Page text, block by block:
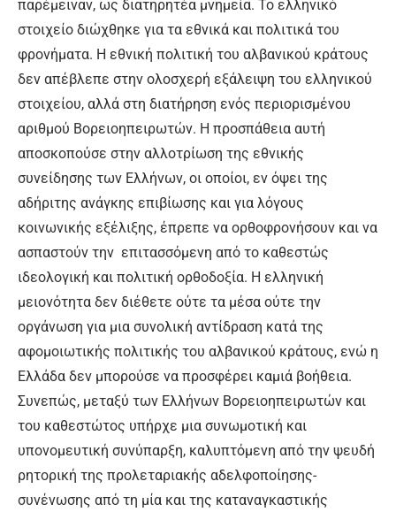
παρέμειναν, ως διατηρητέα μνημεία. Το ελληνικό
στοιχείο διώχθηκε για τα εθνικά και πολιτικά του
φρονήματα. Η εθνική πολιτική του αλβανικού κράτους
δεν απέβλεπε στην ολοσχερή εξάλειψη του ελληνικού
στοιχείου, αλλά στη διατήρηση ενός περιορισμένου
αριθμού Βορειοηπειρωτών. Η προσπάθεια αυτή
αποσκοπούσε στην αλλοτρίωση της εθνικής
συνείδησης των Ελλήνων, οι οποίοι, εν όψει της
αδήριτης ανάγκης επιβίωσης και για λόγους
κοινωνικής εξέλιξης, έπρεπε να ορθοφρονήσουν και να
ασπαστούν την επιτασσόμενη από το καθεστώς
ιδεολογική και πολιτική ορθοδοξία. Η ελληνική
μειονότητα δεν διέθετε ούτε τα μέσα ούτε την
οργάνωση για μια συνολική αντίδραση κατά της
αφομοιωτικής πολιτικής του αλβανικού κράτους, ενώ η
Ελλάδα δεν μπορούσε να προσφέρει καμιά βοήθεια.
Συνεπώς, μεταξύ των Ελλήνων Βορειοηπειρωτών και
του καθεστώτος υπήρχε μια συνωμοτική και
υπονομευτική συνύπαρξη, καλυπτόμενη από την ψευδή
ρητορική της προλεταριακής αδελφοποίησης-
συνένωσης από τη μία και της καταναγκαστικής